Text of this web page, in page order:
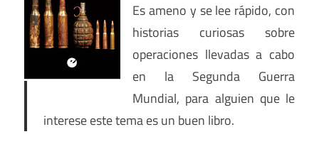
Es ameno y se lee rápido, con
historias curiosas sobre
operaciones llevadas a cabo
en la Segunda Guerra
Mundial, para alguien que le
interese este tema es un buen libro.